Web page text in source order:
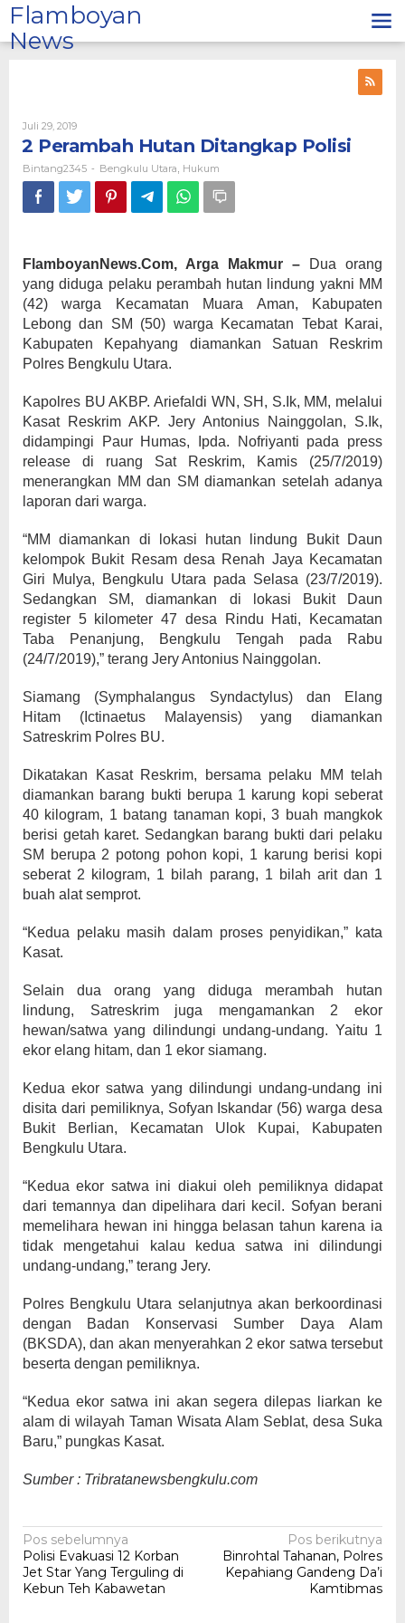
Lewati
ke
konten
Flamboyan
News
Juli 29, 2019Oleh
Bintang2345
2 Perambah Hutan Ditangkap Polisi
Bintang2345 - Bengkulu Utara Hukum
FlamboyanNews.Com, Arga Makmur –
Dua orang
yang diduga pelaku perambah hutan lindung yakni MM
(42) warga Kecamatan Muara Aman, Kabupaten
Lebong dan SM (50) warga Kecamatan Tebat Karai,
Kabupaten Kepahyang diamankan Satuan Reskrim
Polres Bengkulu Utara.
Kapolres BU AKBP. Ariefaldi WN, SH, S.Ik, MM, melalui
Kasat Reskrim AKP. Jery Antonius Nainggolan, S.Ik,
didampingi Paur Humas, Ipda. Nofriyanti pada press
release di ruang Sat Reskrim, Kamis (25/7/2019)
menerangkan MM dan SM diamankan setelah adanya
laporan dari warga.
“MM diamankan di lokasi hutan lindung Bukit Daun
kelompok Bukit Resam desa Renah Jaya Kecamatan
Giri Mulya, Bengkulu Utara pada Selasa (23/7/2019).
Sedangkan SM, diamankan di lokasi Bukit Daun
register 5 kilometer 47 desa Rindu Hati, Kecamatan
Taba Penanjung, Bengkulu Tengah pada Rabu
(24/7/2019),” terang Jery Antonius Nainggolan.
Siamang (Symphalangus Syndactylus) dan Elang
Hitam (Ictinaetus Malayensis) yang diamankan
Satreskrim Polres BU.
Dikatakan Kasat Reskrim, bersama pelaku MM telah
diamankan barang bukti berupa 1 karung kopi seberat
40 kilogram, 1 batang tanaman kopi, 3 buah mangkok
berisi getah karet. Sedangkan barang bukti dari pelaku
SM berupa 2 potong pohon kopi, 1 karung berisi kopi
seberat 2 kilogram, 1 bilah parang, 1 bilah arit dan 1
buah alat semprot.
“Kedua pelaku masih dalam proses penyidikan,” kata
Kasat.
Selain dua orang yang diduga merambah hutan
lindung, Satreskrim juga mengamankan 2 ekor
hewan/satwa yang dilindungi undang-undang. Yaitu 1
ekor elang hitam, dan 1 ekor siamang.
Kedua ekor satwa yang dilindungi undang-undang ini
disita dari pemiliknya, Sofyan Iskandar (56) warga desa
Bukit Berlian, Kecamatan Ulok Kupai, Kabupaten
Bengkulu Utara.
“Kedua ekor satwa ini diakui oleh pemiliknya didapat
dari temannya dan dipelihara dari kecil. Sofyan berani
memelihara hewan ini hingga belasan tahun karena ia
tidak mengetahui kalau kedua satwa ini dilindungi
undang-undang,” terang Jery.
Polres Bengkulu Utara selanjutnya akan berkoordinasi
dengan Badan Konservasi Sumber Daya Alam
(BKSDA), dan akan menyerahkan 2 ekor satwa tersebut
beserta dengan pemiliknya.
“Kedua ekor satwa ini akan segera dilepas liarkan ke
alam di wilayah Taman Wisata Alam Seblat, desa Suka
Baru,” pungkas Kasat.
Sumber : Tribratanewsbengkulu.com
Navigasi
pos
Pos sebelumnya
Polisi Evakuasi 12 Korban
Jet Star Yang Terguling di
Kebun Teh Kabawetan
Pos berikutnya
Binrohtal Tahanan, Polres
Kepahiang Gandeng Da’i
Kamtibmas